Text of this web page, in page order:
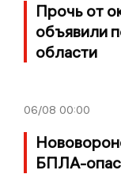
Прочь от
объявили
области
06/08 00:00
БПЛА-